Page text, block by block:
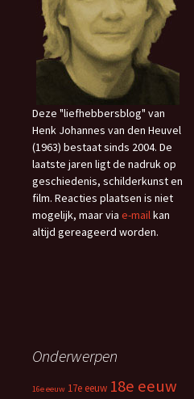
Deze "liefhebbersblog" van
Henk Johannes van den Heuvel
(1963) bestaat sinds 2004. De
laatste jaren ligt de nadruk op
geschiedenis, schilderkunst en
film. Reacties plaatsen is niet
mogelijk, maar via e-mailkan
altijd gereageerd worden.
Onderwerpen
16e eeuw 17e eeuw 18e eeuw